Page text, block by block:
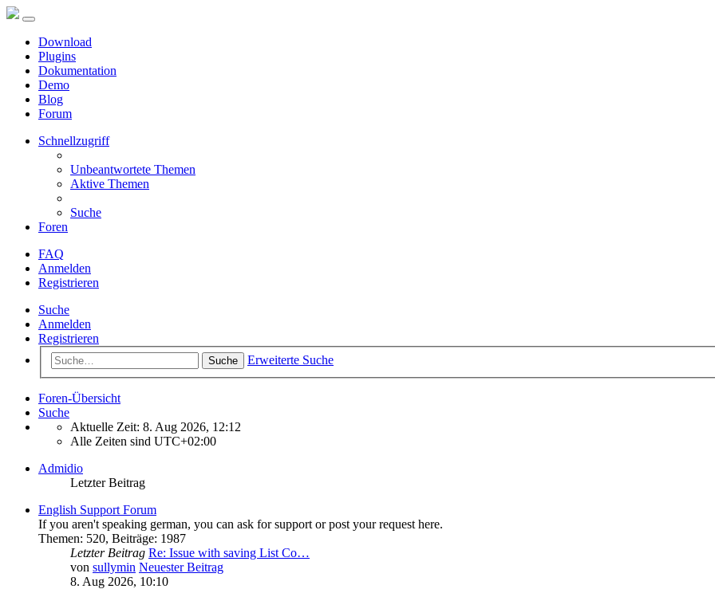
Download
Plugins
Dokumentation
Demo
Blog
Forum
Schnellzugriff
Unbeantwortete Themen
Aktive Themen
Suche
Foren
FAQ
Anmelden
Registrieren
Suche
Anmelden
Registrieren
Suche Erweiterte Suche
Foren-Übersicht
Suche
Aktuelle Zeit: 8. Aug 2026, 12:12
Alle Zeiten sind UTC+02:00
Admidio
Letzter Beitrag
English Support Forum
If you aren't speaking german, you can ask for support or post your request here.
Themen: 520, Beiträge: 1987
Letzter Beitrag Re: Issue with saving List Co…
von sullymin Neuester Beitrag
8. Aug 2026, 10:10